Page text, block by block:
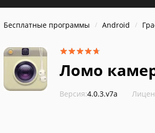
Бесплатные программы Android
Ломо
Версия:4.0.3.v7a